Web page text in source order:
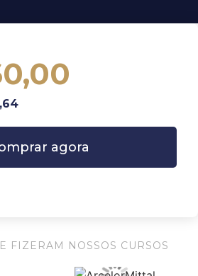
FIZERAM NOSSOS CURSOS
agora